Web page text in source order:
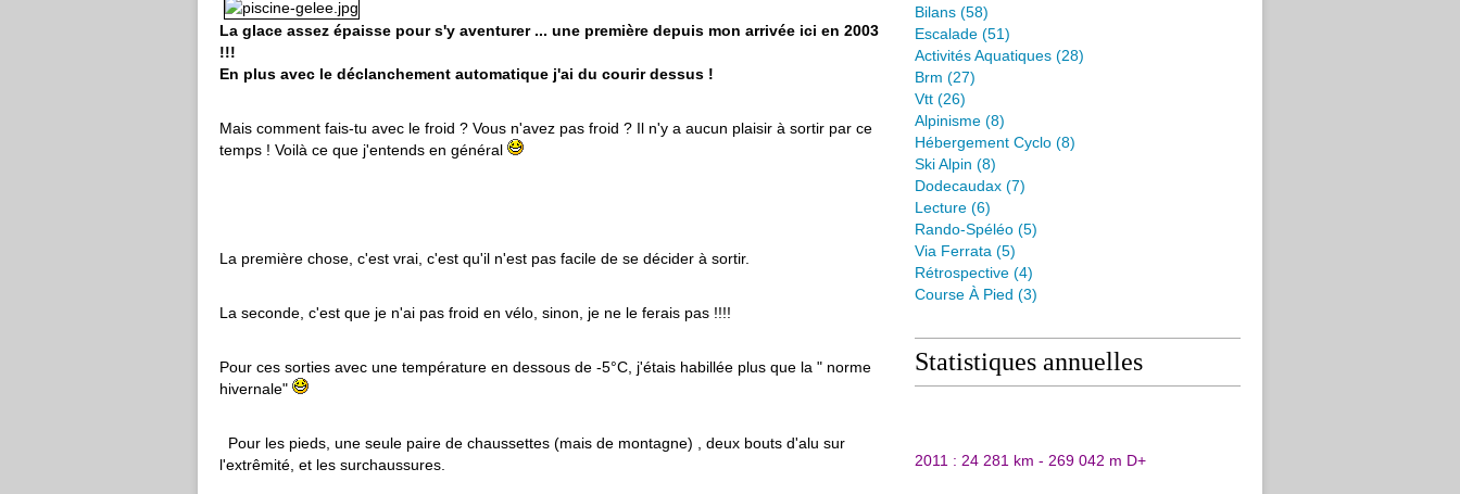
La glace assez épaisse pour s'y aventurer ... une première depuis mon arrivée ici en 2003
!!!
En plus avec le déclanchement automatique j'ai du courir dessus !
Mais comment fais-tu avec le froid ? Vous n'avez pas froid ? Il n'y a aucun plaisir à sortir par ce
temps ! Voilà ce que j'entends en général
La première chose, c'est vrai, c'est qu'il n'est pas facile de se décider à sortir.
La seconde, c'est que je n'ai pas froid en vélo, sinon, je ne le ferais pas !!!!
Pour ces sorties avec une température en dessous de -5°C, j'étais habillée plus que la " norme
hivernale"
Pour les pieds, une seule paire de chaussettes (mais de montagne) , deux bouts d'alu sur
l'extrêmité, et les surchaussures.
Bilans (58)
Escalade (51)
Activités Aquatiques (28)
Brm (27)
Vtt (26)
Alpinisme (8)
Hébergement Cyclo (8)
Ski Alpin (8)
Dodecaudax (7)
Lecture (6)
Rando-Spéléo (5)
Via Ferrata (5)
Rétrospective (4)
Course À Pied (3)
Statistiques annuelles
2011 : 24 281 km - 269 042 m D+